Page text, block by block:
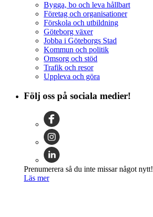
Bygga, bo och leva hållbart
Företag och organisationer
Förskola och utbildning
Göteborg växer
Jobba i Göteborgs Stad
Kommun och politik
Omsorg och stöd
Trafik och resor
Uppleva och göra
Följ oss på sociala medier!
Prenumerera så du inte missar något nytt!
Läs mer